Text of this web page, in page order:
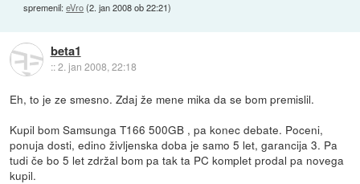
spremenil:eVro(2. jan 2008 ob 22:21)
beta1
::2. jan 2008, 22:18
Eh, to je ze smesno. Zdaj že mene mika da se bom premislil.
Kupil bom Samsunga T166 500GB , pa konec debate. Poceni,
ponuja dosti, edino življenska doba je samo 5 let, garancija 3. Pa
tudi če bo 5 let zdržal bom pa tak ta PC komplet prodal pa novega
kupil.